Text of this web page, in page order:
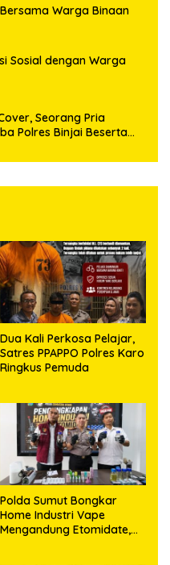
Warga Binaan
Sosial dengan Warga
Seorang Pria
Polres Binjai Beserta
Dua Kali Perkosa Pelajar,
Satres PPAPPO Polres Karo
Ringkus Pemuda
Polda Sumut Bongkar
Home Industri Vape
Mengandung Etomidate,